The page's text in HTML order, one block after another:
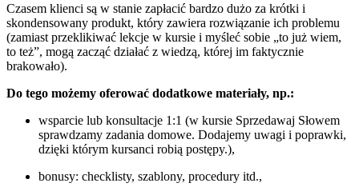
Czasem klienci są w stanie zapłacić bardzo dużo za krótki i
skondensowany produkt, który zawiera rozwiązanie ich problemu
(zamiast przeklikiwać lekcje w kursie i myśleć sobie „to już wiem,
to też”, mogą zacząć działać z wiedzą, której im faktycznie
brakowało).
Do tego możemy oferować dodatkowe materiały, np.:
wsparcie lub konsultacje 1:1 (w kursie Sprzedawaj Słowem
sprawdzamy zadania domowe. Dodajemy uwagi i poprawki,
dzięki którym kursanci robią postępy.),
bonusy: checklisty, szablony, procedury itd.,